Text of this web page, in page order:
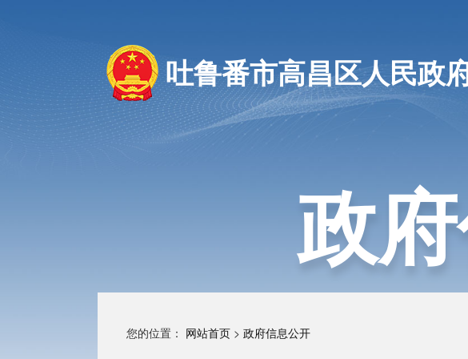
吐鲁番市高昌区人民政
政
您的位置： 网站首页 > 政府信息公开